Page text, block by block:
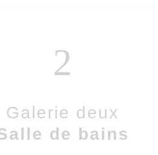
2
Galerie deux
de bains